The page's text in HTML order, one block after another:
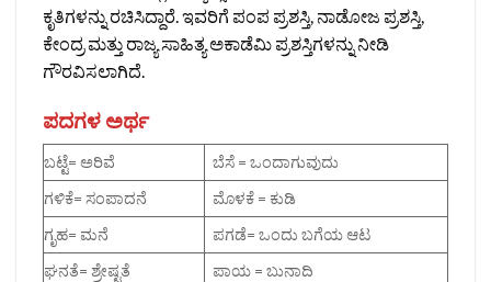
ಕೃತಿಗಳನ್ನು ರಚಿಸಿದ್ದಾರೆ. ಇವರಿಗೆ ಪಂಪ ಪ್ರಶಸ್ತಿ, ನಾಡೋಜ ಪ್ರಶಸ್ತಿ,
ಕೇಂದ್ರ ಮತ್ತು ರಾಜ್ಯ ಸಾಹಿತ್ಯ ಅಕಾಡೆಮಿ ಪ್ರಶಸ್ತಿಗಳನ್ನು ನೀಡಿ
ಗೌರವಿಸಲಾಗಿದೆ.
ಪದಗಳ ಅರ್ಥ
ಬಟ್ಟೆ= ಅರಿವೆ
ಬೆಸೆ = ಒಂದಾಗುವುದು
ಗಳಿಕೆ= ಸಂಪಾದನೆ
ಮೊಳಕೆ = ಕುಡಿ
ಗೃಹ= ಮನೆ
ಪಗಡೆ= ಒಂದು ಬಗೆಯ ಆಟ
ಘನತೆ= ಶ್ರೇಷ್ಟತೆ
ಪಾಯ = ಬುನಾದಿ